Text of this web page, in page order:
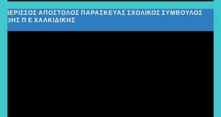
ΙΕΡΙΣΣΟΣ ΑΠΟΣΤΟΛΟΣ ΠΑΡΑΣΚΕΥΑΣ ΣΧΟΛΙΚΌΣ ΣΎΜΒΟΥΛΟΣ
3ΗΣ Π Ε ΧΑΛΚΙΔΙΚΉΣ